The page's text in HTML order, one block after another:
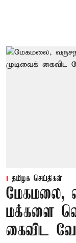
தமிழக செய்திகள்
மேகமலை,
மக்களை
கைவிட